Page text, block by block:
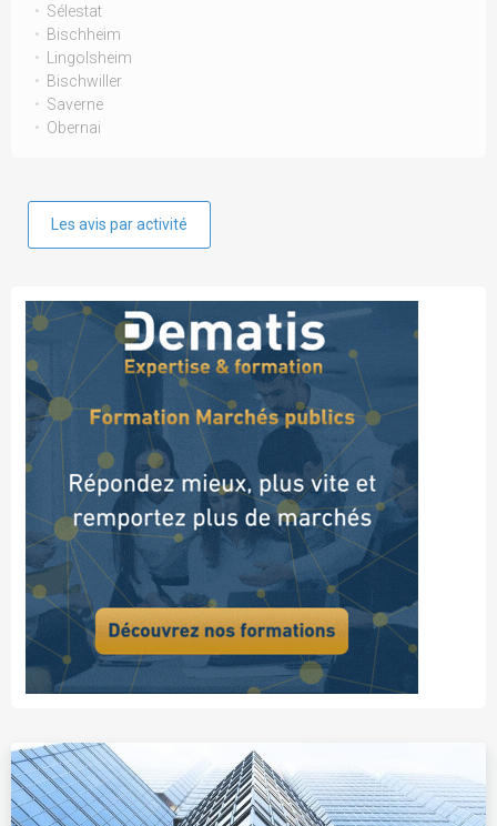
Sélestat
Bischheim
Lingolsheim
Bischwiller
Saverne
Obernai
Les avis par activité